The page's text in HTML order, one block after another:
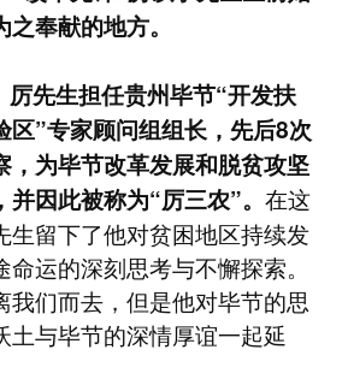
奉献的地方。
厉先生担任贵州毕节“开发扶
区”专家顾问组组长，先后8次
，为毕节改革发展和脱贫攻坚
因此被称为“厉三农”。 在这
生留下了他对贫困地区持续发
运的深刻思考与不懈探索。
我们而去，但是他对毕节的思
土与毕节的深情厚谊一起延